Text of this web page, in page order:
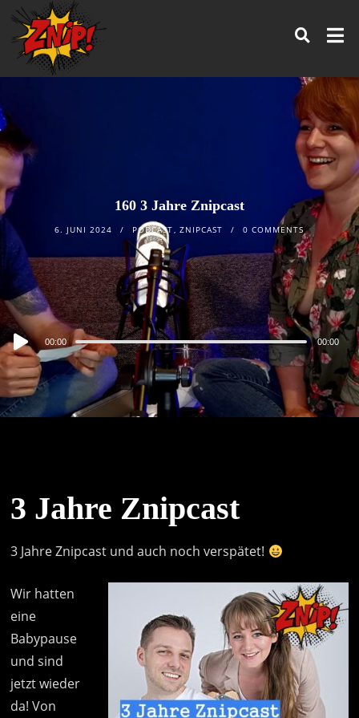
160 3 Jahre Znipcast
6. JUNI 2024 PODCAST,ZNIPCAST 0 COMMENTS
Audio
Player
00:00 00:00
3 Jahre Znipcast
3 Jahre Znipcast und auch noch verspätet!
Wir hatten
eine
Babypause
und sind
jetzt wieder
da! Von